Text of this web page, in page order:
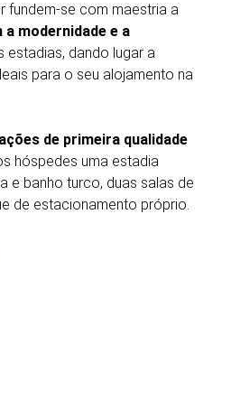
fundem-se com maestria a
modernidade e a
estadias, dando lugar a
para o seu alojamento na
de primeira qualidade
hóspedes uma estadia
e banho turco, duas salas de
de estacionamento próprio.